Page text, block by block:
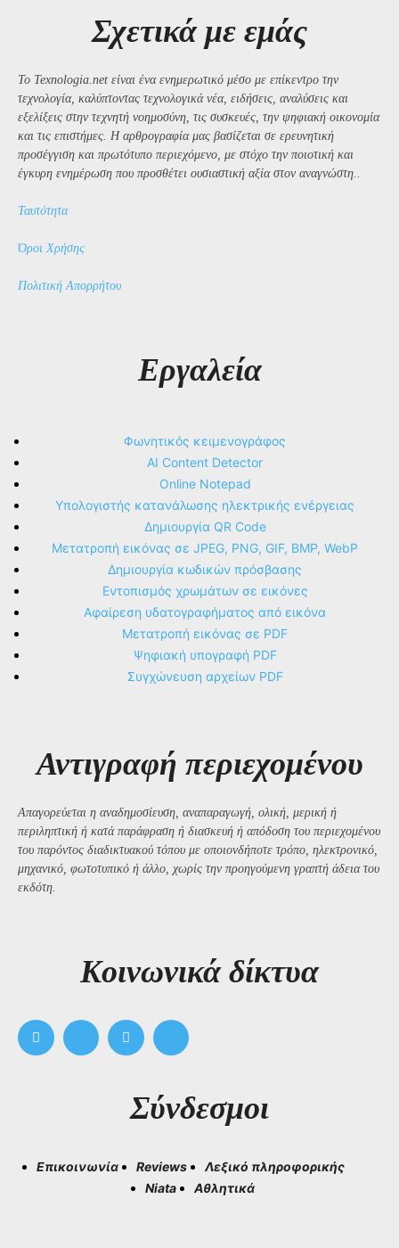
Σχετικά με εμάς
Το Texnologia.net είναι ένα ενημερωτικό μέσο με επίκεντρο την
τεχνολογία, καλύπτοντας τεχνολογικά νέα, ειδήσεις, αναλύσεις και
εξελίξεις στην τεχνητή νοημοσύνη, τις συσκευές, την ψηφιακή οικονομία
και τις επιστήμες. Η αρθρογραφία μας βασίζεται σε ερευνητική
προσέγγιση και πρωτότυπο περιεχόμενο, με στόχο την ποιοτική και
έγκυρη ενημέρωση που προσθέτει ουσιαστική αξία στον αναγνώστη..
Ταυτότητα
Όροι Χρήσης
Πολιτική Απορρήτου
Εργαλεία
Φωνητικός κειμενογράφος
AI Content Detector
Online Notepad
Υπολογιστής κατανάλωσης ηλεκτρικής ενέργειας
Δημιουργία QR Code
Μετατροπή εικόνας σε JPEG, PNG, GIF, BMP, WebP
Δημιουργία κωδικών πρόσβασης
Εντοπισμός χρωμάτων σε εικόνες
Αφαίρεση υδατογραφήματος από εικόνα
Μετατροπή εικόνας σε PDF
Ψηφιακή υπογραφή PDF
Συγχώνευση αρχείων PDF
Αντιγραφή περιεχομένου
Απαγορεύεται η αναδημοσίευση, αναπαραγωγή, ολική, μερική ή
περιληπτική ή κατά παράφραση ή διασκευή ή απόδοση του περιεχομένου
του παρόντος διαδικτυακού τόπου με οποιονδήποτε τρόπο, ηλεκτρονικό,
μηχανικό, φωτοτυπικό ή άλλο, χωρίς την προηγούμενη γραπτή άδεια του
εκδότη.
Kοινωνικά δίκτυα
Σύνδεσμοι
Επικοινωνία Reviews
Λεξικό πληροφορικής
Niata
Αθλητικά